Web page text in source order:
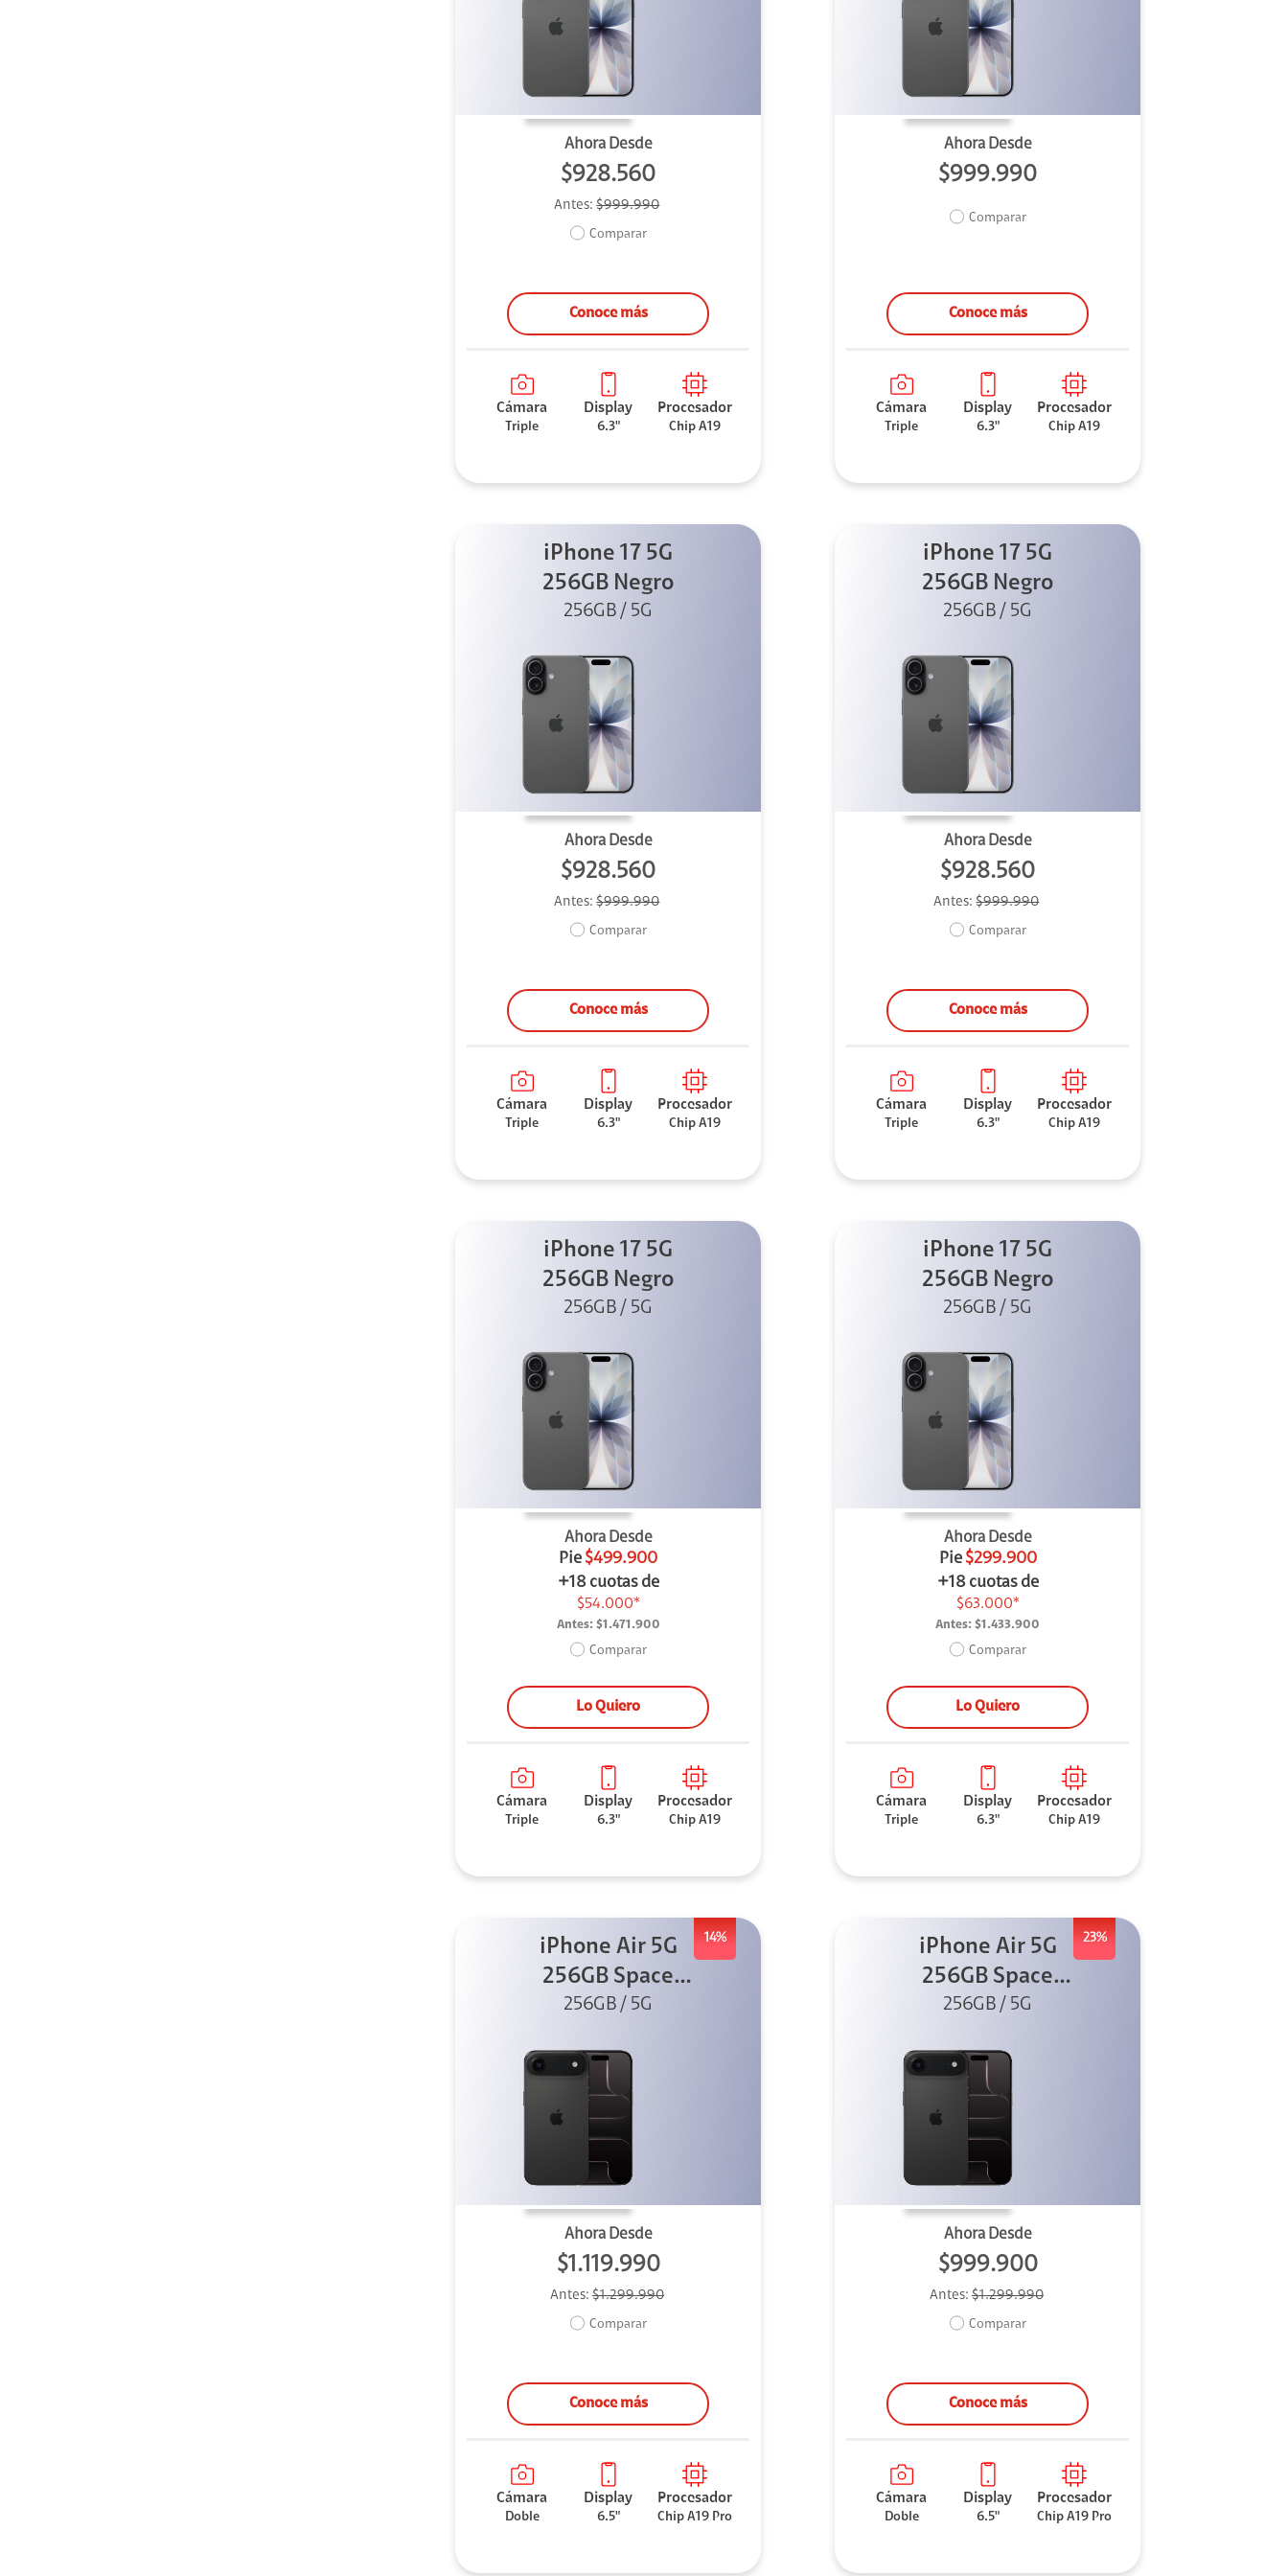
Ahora Desde
$928.560
Antes:$999.990
Comparar
Conoce más
Cámara
Triple
Display
6.3"
Procesador
Chip A19
Ahora Desde
$999.990
Comparar
Conoce más
Cámara
Triple
Display
6.3"
Procesador
Chip A19
iPhone 17 5G
256GB Negro
256GB / 5G
Ahora Desde
$928.560
Antes:$999.990
Comparar
Conoce más
Cámara
Triple
Display
6.3"
Procesador
Chip A19
iPhone 17 5G
256GB Negro
256GB / 5G
Ahora Desde
$928.560
Antes:$999.990
Comparar
Conoce más
Cámara
Triple
Display
6.3"
Procesador
Chip A19
iPhone 17 5G
256GB Negro
256GB / 5G
Ahora Desde
Pie $499.900
+18 cuotas de
$54.000*
Antes: $1.471.900
Comparar
Lo Quiero
Cámara
Triple
Display
6.3"
Procesador
Chip A19
iPhone 17 5G
256GB Negro
256GB / 5G
Ahora Desde
Pie $299.900
+18 cuotas de
$63.000*
Antes: $1.433.900
Comparar
Lo Quiero
Cámara
Triple
Display
6.3"
Procesador
Chip A19
14%
iPhone Air 5G
256GB Space
Black (Sólo
256GB / 5G
Ahora Desde
$1.119.990
Antes: $1.299.990
Comparar
Conoce más
Cámara
Doble
Display
6.5"
Procesador
Chip A19 Pro
23%
iPhone Air 5G
256GB Space
Black (Sólo
256GB / 5G
Ahora Desde
$999.900
Antes: $1.299.990
Comparar
Conoce más
Cámara
Doble
Display
6.5"
Procesador
Chip A19 Pro